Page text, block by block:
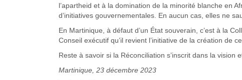
l’apartheid et à la domination de la minorité blanche en
d’initiatives gouvernementales. En aucun cas, elles ne
En Martinique, à défaut d’un État souverain, c’est à la
Conseil exécutif qu’il revient l’initiative de la création de
Reste à savoir si la Réconciliation s’inscrit dans la vision
Martinique, 23 décembre 2023